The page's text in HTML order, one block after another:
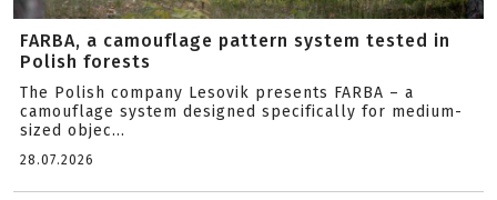
FARBA, a camouflage pattern system tested in
Polish forests
The Polish company Lesovik presents FARBA – a
camouflage system designed specifically for medium-
sized objec...
28.07.2026